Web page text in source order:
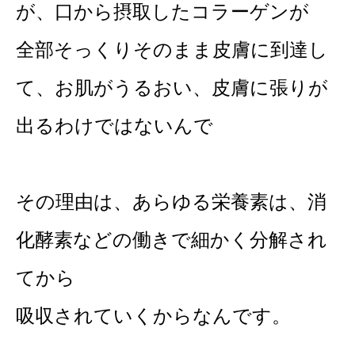
が、口から摂取したコラーゲンが
全部そっくりそのまま皮膚に到達し
て、お肌がうるおい、皮膚に張りが
出るわけではないんで
その理由は、あらゆる栄養素は、消
化酵素などの働きで細かく分解され
てから
吸収されていくからなんです。